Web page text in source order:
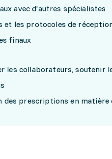
avec d'autres spécialistes
et les protocoles de
finaux
les collaborateurs, soutenir
des prescriptions en